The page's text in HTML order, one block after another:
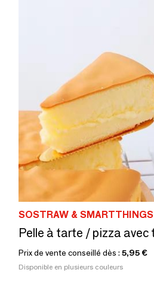
SOSTRAW & SMARTTHINGS
Prix de vente conseillé dès : 5,95 €
Disponible en plusieurs couleurs